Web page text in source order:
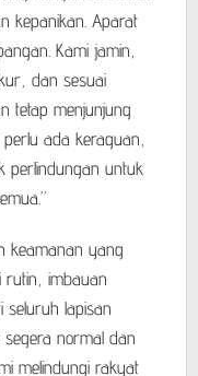
kepanikan. Aparat
Kami jamin,
dan sesuai
tetap menjunjung
perlu ada keraguan,
perlindungan untuk
keamanan yang
rutin, imbauan
lapisan
normal dan
melindungi rakyat